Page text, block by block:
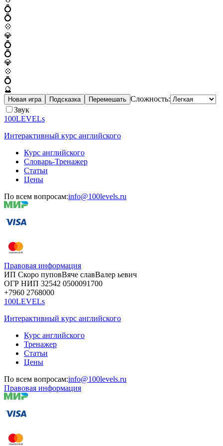
💍
💍
💠
💎
💍
💍
💎
💠
💍
🔮
Новая игра Подсказка Перемешать Сложность:
Звук
100LEVELs
Интерактивный курс английского
Курс английского
Словарь-Тренажер
Статьи
Цены
По всем вопросам:info@100levels.ru
Правовая информация
ИП Скоро пуповВяче славВалер ьевич
ОГР НИП 32542 0500091700
+7960 2768000
100LEVELs
Интерактивный курс английского
Курс английского
Тренажер
Статьи
Цены
По всем вопросам:info@100levels.ru
Правовая информация